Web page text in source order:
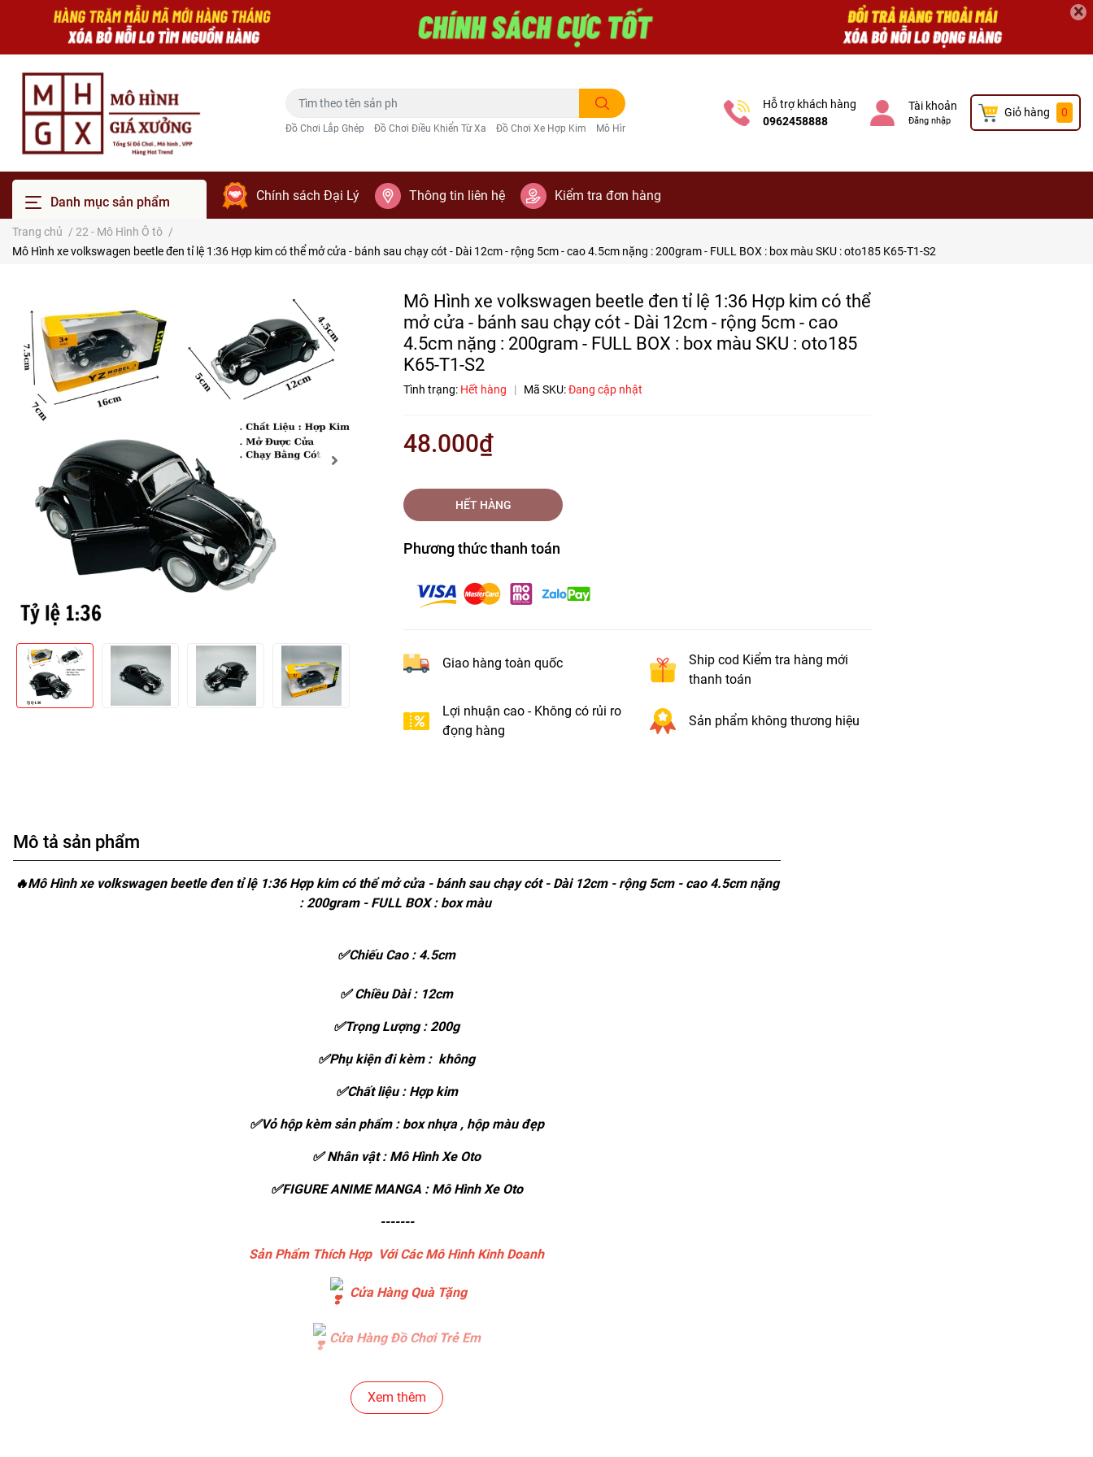
×
Đồ Chơi Lắp Ghép Đồ Chơi Điều Khiển Từ Xa Đồ Chơi Xe Hợp Kim Mô Hình Trang Trí
Hỗ trợ khách hàng
0962458888
Tài khoản
Đăng nhập
Giỏ hàng 0
Danh mục sản phẩm Chính sách Đại Lý Thông tin liên hệ Kiểm tra đơn hàng
Trang chủ / 22 - Mô Hình Ô tô /
Mô Hình xe volkswagen beetle đen tỉ lệ 1:36 Hợp kim có thể mở cửa - bánh sau chạy cót - Dài 12cm - rộng 5cm - cao 4.5cm nặng : 200gram - FULL BOX : box màu SKU : oto185 K65-T1-S2
Mô Hình xe volkswagen beetle đen tỉ lệ 1:36 Hợp kim có thể
mở cửa - bánh sau chạy cót - Dài 12cm - rộng 5cm - cao
4.5cm nặng : 200gram - FULL BOX : box màu SKU : oto185
K65-T1-S2
Tình trạng: Hết hàng | Mã SKU:Đang cập nhật
48.000₫
HẾT HÀNG
Phương thức thanh toán
Giao hàng toàn quốc
Ship cod Kiểm tra hàng mới
thanh toán
Lợi nhuận cao - Không có rủi ro
đọng hàng
Sản phẩm không thương hiệu
Mô tả sản phẩm
🔥Mô Hình xe volkswagen beetle đen tỉ lệ 1:36 Hợp kim có thể mở cửa - bánh sau chạy cót - Dài 12cm - rộng 5cm - cao 4.5cm nặng
: 200gram - FULL BOX : box màu
✅Chiếu Cao : 4.5cm
✅ Chiều Dài : 12cm
✅Trọng Lượng : 200g
✅Phụ kiện đi kèm : không
✅Chất liệu : Hợp kim
✅Vỏ hộp kèm sản phẩm : box nhựa , hộp màu đẹp
✅ Nhân vật : Mô Hình Xe Oto
✅FIGURE ANIME MANGA : Mô Hình Xe Oto
-------
Sản Phẩm Thích Hợp Với Các Mô Hình Kinh Doanh
Cửa Hàng Quà Tặng
Cửa Hàng Đồ Chơi Trẻ Em
Cửa Hàng Bánh Sinh Nhật
Xem thêm